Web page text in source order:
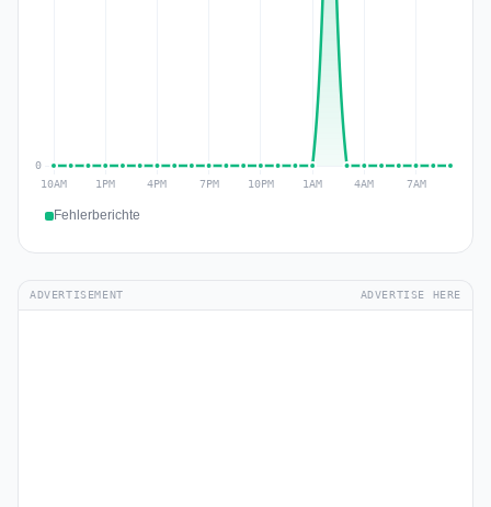
Fehlerberichte
ADVERTISEMENT ADVERTISE HERE